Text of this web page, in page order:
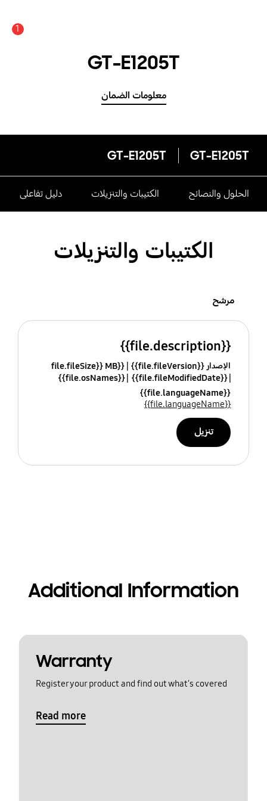
1
GT-E1205T
معلومات الضمان
GT-E1205T
GT-E1205T
الحلول والنصائح الكتيبات والتنزيلات دليل تفاعلى
الكتيبات والتنزيلات
مرشح
{{file.description}}
الإصدار {{file.fileVersion}}
{{file.fileSize}} MB
{{file.fileModifiedDate}}
{{file.osNames}}
{{file.languageName}}
{{file.languageName}}
تنزيل
Additional Information
Warranty
Register your product and find out what's covered
Read more